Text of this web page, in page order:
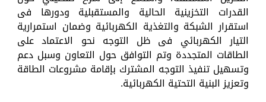
القدرات التخزينية الحالية والمستقبلية ودورها فى
استقرار الشبكة والتغذية الكهربائية وضمان استمرارية
التيار الكهربائي فى ظل التوجه نحو الاعتماد على
الطاقات المتجددة وتم التوافق حول التعاون وسبل دعم
وتسهيل تنفيذ التوجه المشترك بإقامة مشروعات الطاقة
وتعزيز البنية التحتية الكهربائية.